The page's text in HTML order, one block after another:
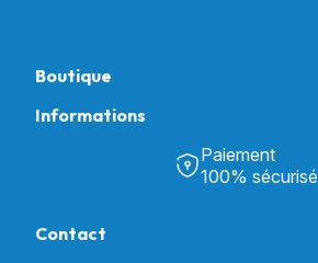
Boutique
Puériculture
Informations
Découvrir Univers Santé
Notre catalogue
Paiement
100% sécurisé
Contact